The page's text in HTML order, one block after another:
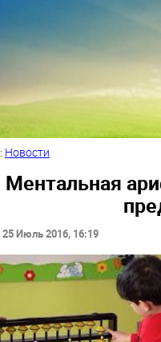
: Новости
Ментальная
25 Июль 2016, 16:19